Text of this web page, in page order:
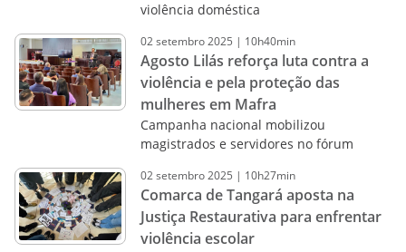
violência doméstica
02setembro2025 | 10h40min
Agosto Lilás reforça luta contra a
violência e pela proteção das
mulheres em Mafra
Campanha nacional mobilizou
magistrados e servidores no fórum
02setembro2025 | 10h27min
Comarca de Tangará aposta na
Justiça Restaurativa para enfrentar
violência escolar